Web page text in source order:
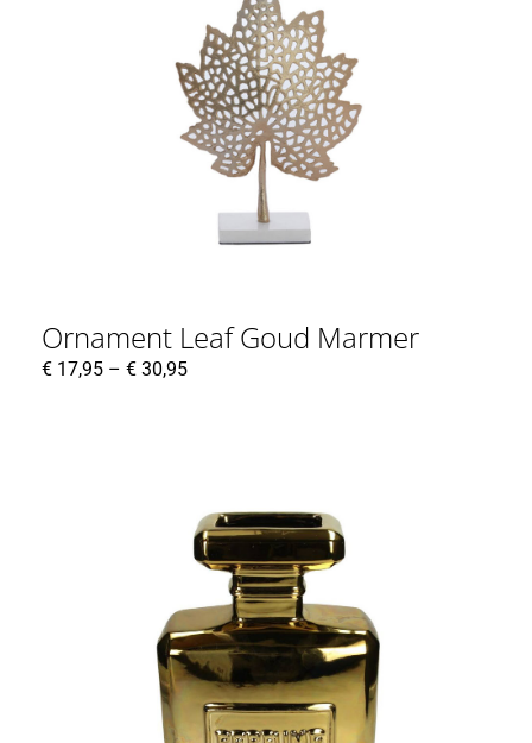
Ornament Leaf Goud Marmer
€ 17,95 – € 30,95